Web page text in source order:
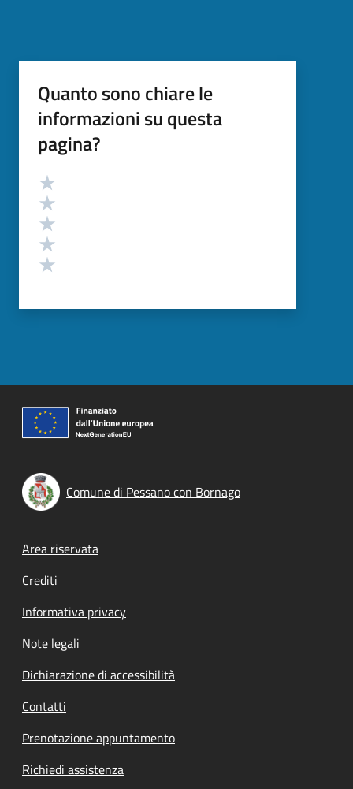
Quanto sono chiare le
informazioni su questa
pagina?
Valutazione
Comune di Pessano con Bornago
Footer menu
Area riservata
Crediti
Informativa privacy
Note legali
Dichiarazione di accessibilità
Contatti
Prenotazione appuntamento
Richiedi assistenza